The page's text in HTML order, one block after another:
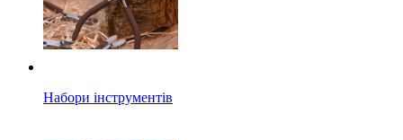
Набори інструментів